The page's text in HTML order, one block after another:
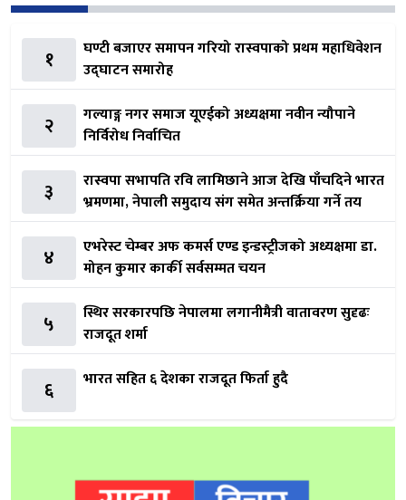
१
घण्टी बजाएर समापन गरियो रास्वपाको प्रथम महाधिवेशन
उद्घाटन समारोह
२
गल्याङ्ग नगर समाज यूएईको अध्यक्षमा नवीन न्यौपाने
निर्विरोध निर्वाचित
३
रास्वपा सभापति रवि लामिछाने आज देखि पाँचदिने भारत
भ्रमणमा, नेपाली समुदाय संग समेत अन्तर्क्रिया गर्ने तय
४
एभरेस्ट चेम्बर अफ कमर्स एण्ड इन्डस्ट्रीजको अध्यक्षमा डा.
मोहन कुमार कार्की सर्वसम्मत चयन
५
स्थिर सरकारपछि नेपालमा लगानीमैत्री वातावरण सुदृढः
राजदूत शर्मा
६ भारत सहित ६ देशका राजदूत फिर्ता हुदै